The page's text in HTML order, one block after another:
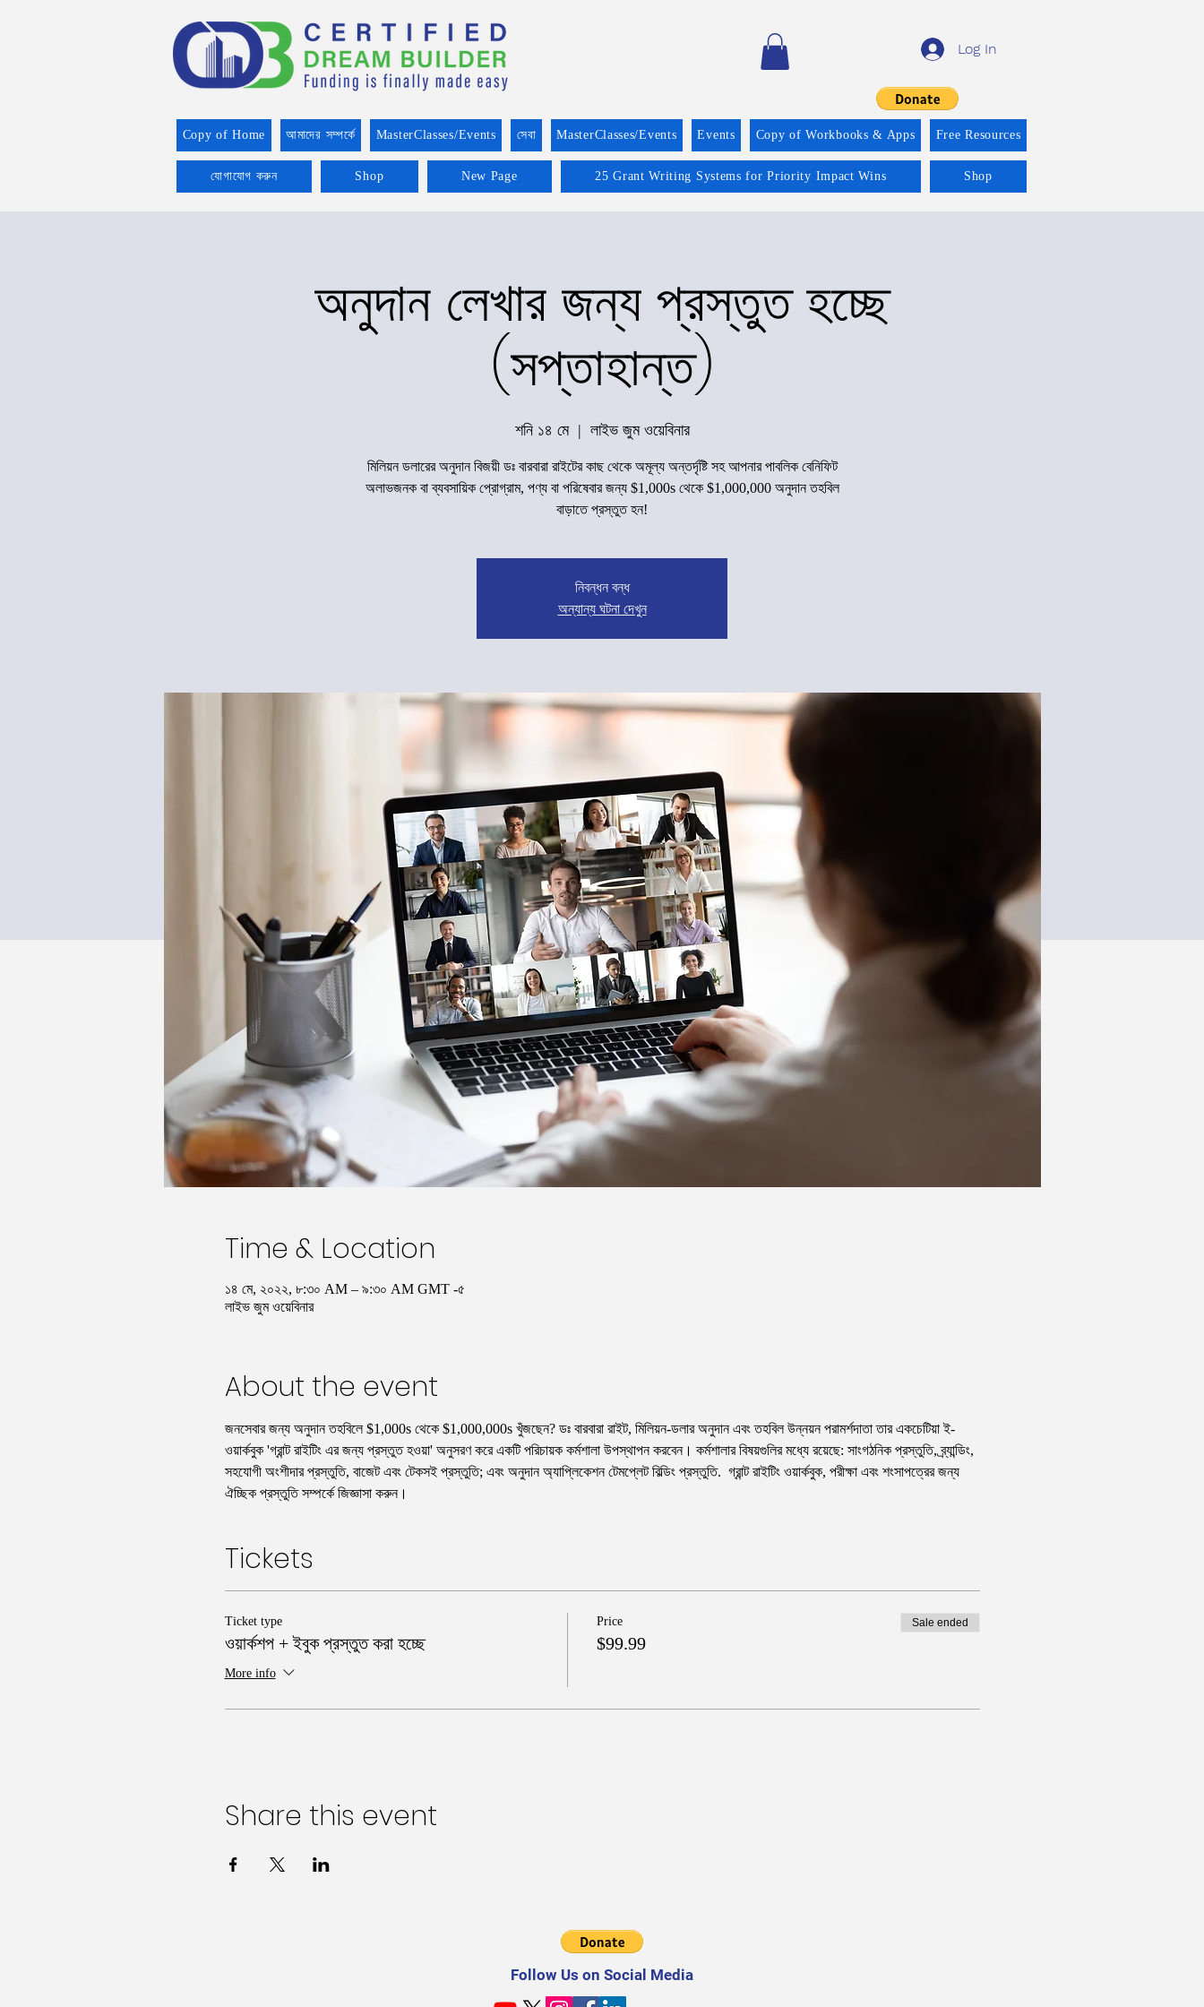
Log In
Copy of Home আমাদের সম্পর্কে MasterClasses/Events সেবা MasterClasses/Events Events Copy of Workbooks & Apps Free Resources
যোগাযোগ করুন Shop New Page 25 Grant Writing Systems for Priority Impact Wins Shop
অনুদান লেখার জন্য প্রস্তুত হচ্ছে
(সপ্তাহান্ত)
শনি ১৪ মে
  |
লাইভ জুম ওয়েবিনার
মিলিয়ন ডলারের অনুদান বিজয়ী ডঃ বারবারা রাইটের কাছ থেকে অমূল্য অন্তর্দৃষ্টি সহ আপনার পাবলিক বেনিফিট
অলাভজনক বা ব্যবসায়িক প্রোগ্রাম, পণ্য বা পরিষেবার জন্য $1,000s থেকে $1,000,000 অনুদান তহবিল
বাড়াতে প্রস্তুত হন!
নিবন্ধন বন্ধ
অন্যান্য ঘটনা দেখুন
Time & Location
১৪ মে, ২০২২, ৮:৩০ AM – ৯:৩০ AM GMT -৫
লাইভ জুম ওয়েবিনার
About the event
জনসেবার জন্য অনুদান তহবিলে $1,000s থেকে $1,000,000s খুঁজছেন? ডঃ বারবারা রাইট, মিলিয়ন-ডলার অনুদান এবং তহবিল উন্নয়ন পরামর্শদাতা তার একচেটিয়া ই-
ওয়ার্কবুক 'গ্রান্ট রাইটিং এর জন্য প্রস্তুত হওয়া' অনুসরণ করে একটি পরিচায়ক কর্মশালা উপস্থাপন করবেন। কর্মশালার বিষয়গুলির মধ্যে রয়েছে: সাংগঠনিক প্রস্তুতি, ব্র্যান্ডিং,
সহযোগী অংশীদার প্রস্তুতি, বাজেট এবং টেকসই প্রস্তুতি; এবং অনুদান অ্যাপ্লিকেশন টেমপ্লেট বিল্ডিং প্রস্তুতি.  গ্রান্ট রাইটিং ওয়ার্কবুক, পরীক্ষা এবং শংসাপত্রের জন্য
ঐচ্ছিক প্রস্তুতি সম্পর্কে জিজ্ঞাসা করুন।
Tickets
Ticket type
ওয়ার্কশপ + ইবুক প্রস্তুত করা হচ্ছে
More info
Price
$99.99
Sale ended
Share this event
Follow Us on Social Media